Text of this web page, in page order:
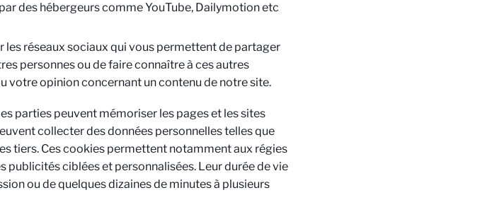
des hébergeurs comme YouTube, Dailymotion etc
les réseaux sociaux qui vous permettent de partager
personnes ou de faire connaître à ces autres
votre opinion concernant un contenu de notre site.
parties peuvent mémoriser les pages et les sites
collecter des données personnelles telles que
tiers. Ces cookies permettent notamment aux régies
publicités ciblées et personnalisées. Leur durée de vie
ou de quelques dizaines de minutes à plusieurs